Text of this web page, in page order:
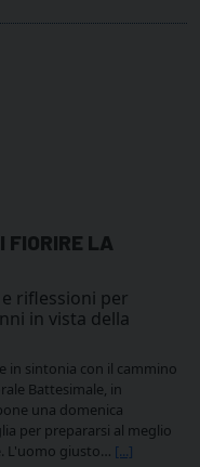
FIORIRE LA
riflessioni per
in vista della
in sintonia con il cammino
Battesimale, in
una domenica
per prepararsi al meglio
L'uomo giusto… [...]